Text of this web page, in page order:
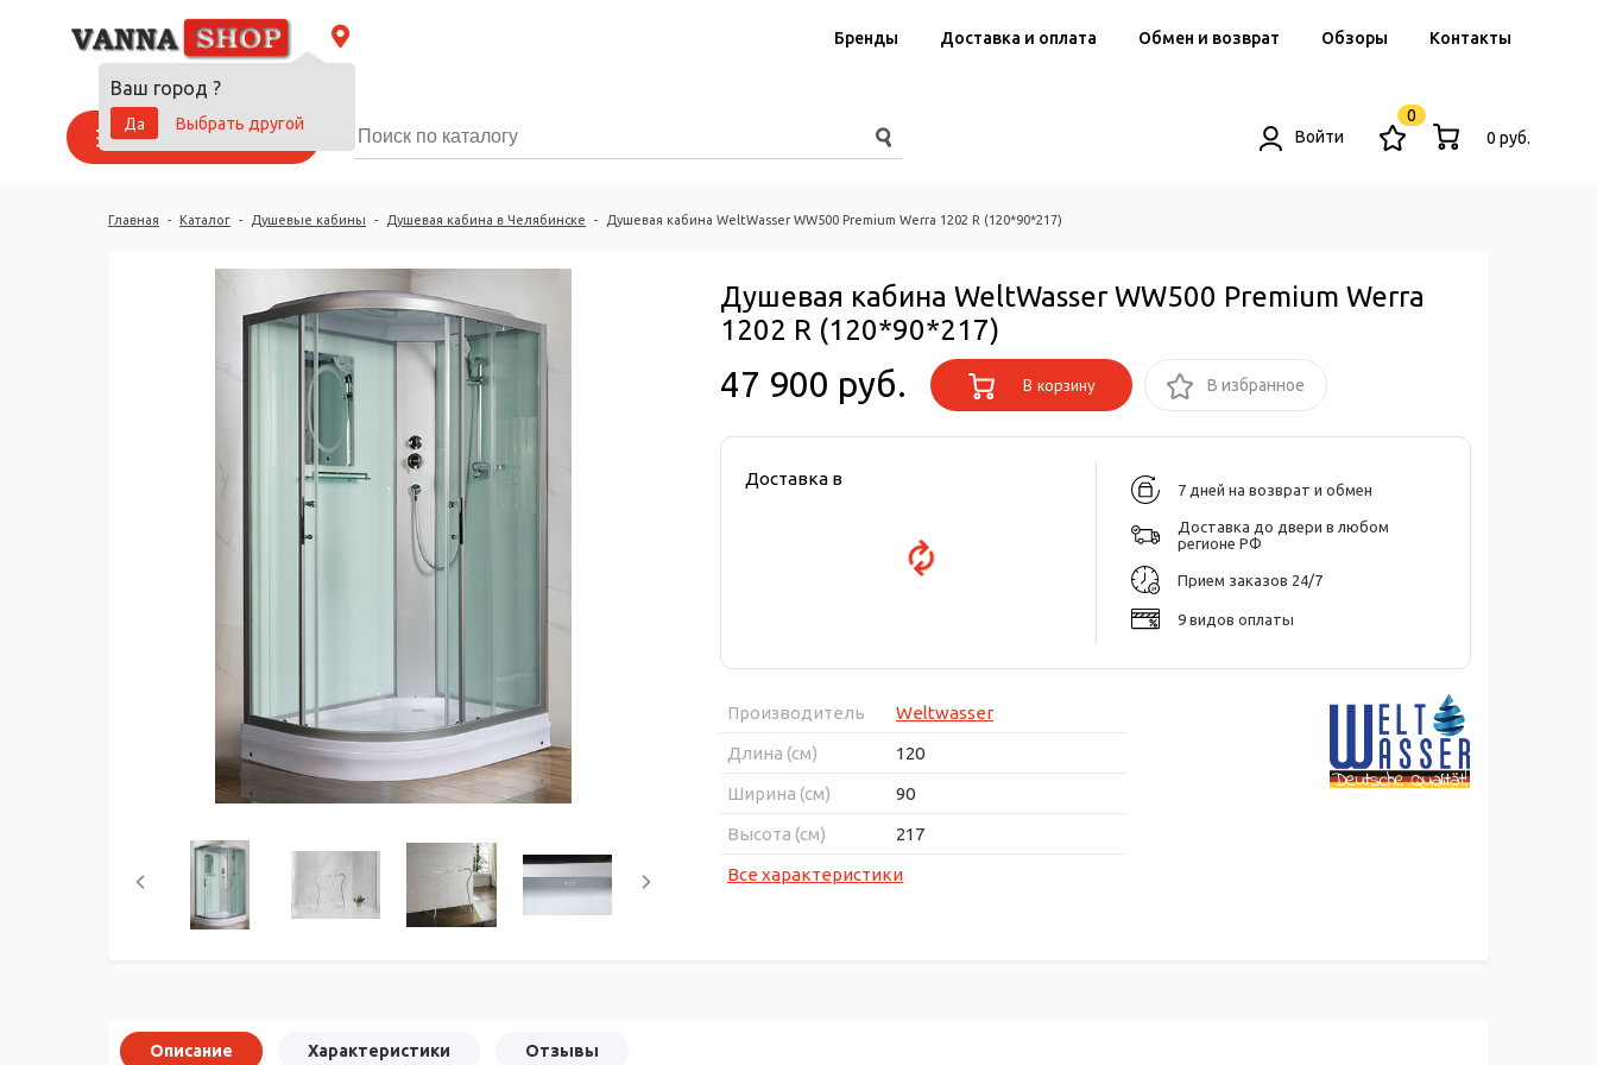
Ваш город ?
Да
Выбрать другой
Бренды Доставка и оплата Обмен и возврат Обзоры Контакты
Каталог товаров Войти
0
0 руб.
Главная - Каталог - Душевые кабины - Душевая кабина в Челябинске - Душевая кабина WeltWasser WW500 Premium Werra 1202 R (120*90*217)
Душевая кабина WeltWasser WW500 Premium Werra
1202 R (120*90*217)
47 900 руб. В корзину В избранное
Доставка в
7 дней на возврат и обмен
Доставка до двери в любом
регионе РФ
Прием заказов 24/7
9 видов оплаты
Производитель
Weltwasser
Длина (см)
120
Ширина (см)
90
Высота (см)
217
Все характеристики
Описание Характеристики Отзывы